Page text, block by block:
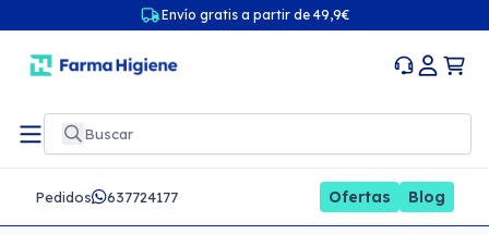
Envío gratis a partir de 49,9€
Pedidos 637724177 Ofertas Blog